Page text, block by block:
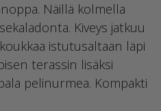
Näillä kolmella
Kiveys jatkuu
istutusaltaan läpi
terassin lisäksi
pelinurmea. Kompakti